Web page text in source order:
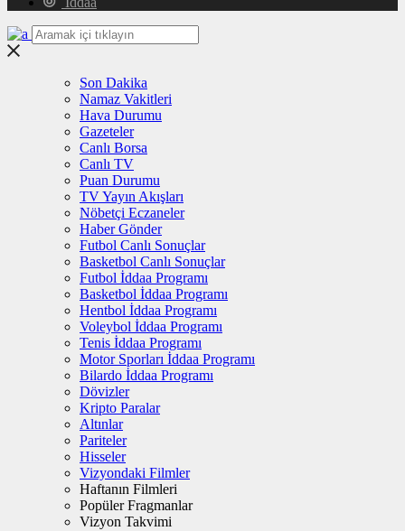
Son Dakika
Namaz Vakitleri
Hava Durumu
Gazeteler
Canlı Borsa
Canlı TV
Puan Durumu
TV Yayın Akışları
Nöbetçi Eczaneler
Haber Gönder
Futbol Canlı Sonuçlar
Basketbol Canlı Sonuçlar
Futbol İddaa Programı
Basketbol İddaa Programı
Hentbol İddaa Programı
Voleybol İddaa Programı
Tenis İddaa Programı
Motor Sporları İddaa Programı
Bilardo İddaa Programı
Dövizler
Kripto Paralar
Altınlar
Pariteler
Hisseler
Vizyondaki Filmler
Haftanın Filmleri
Popüler Fragmanlar
Vizyon Takvimi